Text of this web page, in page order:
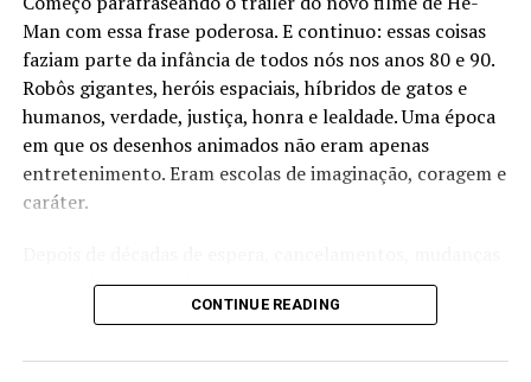
Man com essa frase poderosa. E continuo: essas coisas
faziam parte da infância de todos nós nos anos 80 e 90.
Robôs gigantes, heróis espaciais, híbridos de gatos e
humanos, verdade, justiça, honra e lealdade. Uma época
em que os desenhos animados não eram apenas
entretenimento. Eram escolas de imaginação, coragem e
caráter.
de estúdio, trocas de elenco e inúmeras tentativas
frustradas, finalmente chegamos ao momento que
entre nós. E não estamos falando apenas de um filme.
CONTINUE READING